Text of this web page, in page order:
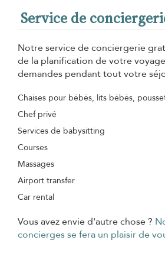
Service de
Notre service de conciergerie
de la planification de votre
demandes pendant tout votre
Chaises pour bébés, lits bébés,
Chef privé
Services de babysitting
Courses
Massages
Airport transfer
Car rental
Vous avez envie d'autre chose ?
concierges se fera un plaisir de